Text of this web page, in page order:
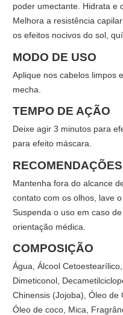
poder umectante. Hidrata e
Melhora a resistência
os efeitos nocivos do sol,
MODO DE USO
Aplique nos cabelos limpos
mecha.
TEMPO DE AÇÃO
Deixe agir 3 minutos para
para efeito máscara.
RECOMENDAÇÕES
Mantenha fora do alcance
contato com os olhos, lave
Suspenda o uso em caso
orientação médica.
COMPOSIÇÃO
Água, Álcool
Dimeticonol,
Chinensis (Jojoba), Óleo de
Óleo de coco, Mica,